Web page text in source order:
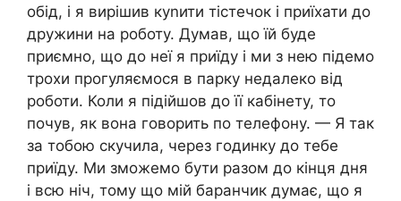
обід, і я вирішив куnити тістечок і приїхати до
дружини на роботу. Думав, що їй буде
приємно, що до неї я приїду і ми з нею підемо
трохи прогуляємося в парку недалеко від
роботи. Коли я підійшов до її кабінету, то
почув, як вона говорить по телефону. — Я так
за тобою скучила, через годинку до тебе
приїду. Ми зможемо бути разом до кінця дня
і всю ніч, тому що мій баранчик думає, що я